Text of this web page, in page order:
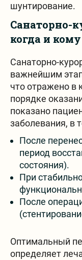
шунтирование.
Санаторно-
когда и
Санаторно-
важнейшим
что отражено в
порядке
показано
заболевания, в
После
период
состояния).
При
После
Оптимальный
определяет